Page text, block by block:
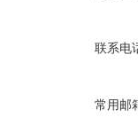
联系电
常用邮